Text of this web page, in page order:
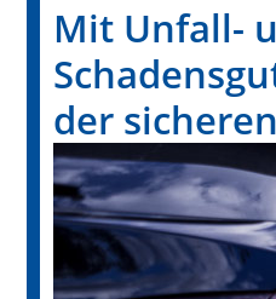
Mit Unfall-
der